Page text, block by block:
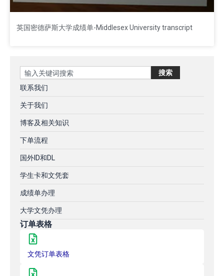
英国密德萨斯大学成绩单-Middlesex University transcript
Search 搜索
联系我们
关于我们
博客及相关知识
下单流程
国外ID和DL
学生卡和文凭套
成绩单办理
大学文凭办理
订单表格
文凭订单表格